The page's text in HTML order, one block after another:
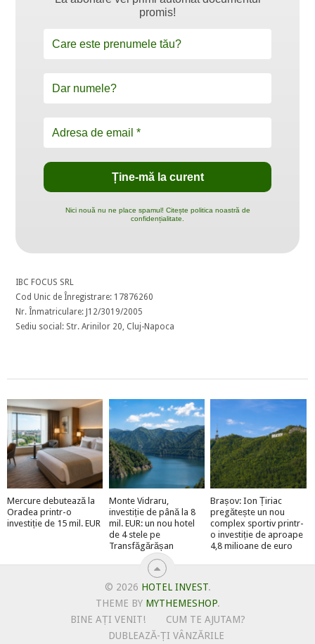
promis!
Nici nouă nu ne place spamul! Citește politica noastră de
confidențialitate.
IBC FOCUS SRL
Cod Unic de Înregistrare: 17876260
Nr. Înmatriculare: J12/3019/2005
Sediu social: Str. Arinilor 20, Cluj-Napoca
Mercure debutează la
Oradea printr-o
investiție de 15 mil. EUR
Monte Vidraru,
investiție de până la 8
mil. EUR: un nou hotel
de 4 stele pe
Transfăgărășan
Brașov: Ion Țiriac
pregătește un nou
complex sportiv printr-
o investiție de aproape
4,8 milioane de euro
© 2026 HOTEL INVEST.
THEME BY MYTHEMESHOP.
BINE AȚI VENIT!
CUM TE AJUTAM?
DUBLEAZĂ-ȚI VÂNZĂRILE